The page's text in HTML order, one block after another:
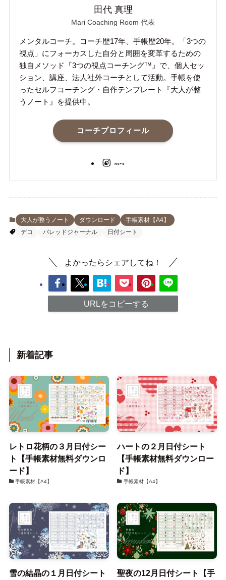
田代 真理
Mari Coaching Room 代表
メンタルコーチ。コーチ歴17年、手帳歴20年。「3つの
視点」にフォーカスした自分と周囲を変革するための
独自メソッド『3つの視点コーチング™』で、個人セッ
ション、講座、法人社外コーチとして活動。手帳を使
ったセルフコーチング・自作テンプレート『大人が整
うノート』を提供中。
コーチプロフィール
大人が整うノート ダウンロード
手帳素材【A4】
デコ
バレッドジャーナル 日付シート
よかったらシェアしてね！
URLをコピーする
新着記事
レトロ花柄の３月日付シー
ト【手帳素材無料ダウンロ
ード】
手帳素材【A4】
ハートの２月日付シート
【手帳素材無料ダウンロー
ド】
手帳素材【A4】
雪の結晶の１月日付シート
聖夜の12月日付シート【手